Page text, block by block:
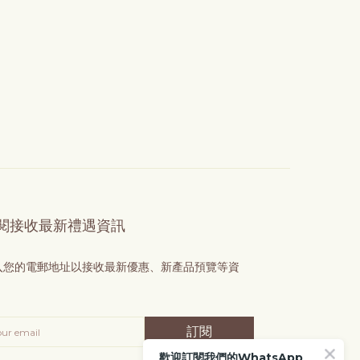
接收最新禮遇資訊
您的電郵地址以接收最新優惠、新產品預覽等資
訂閱